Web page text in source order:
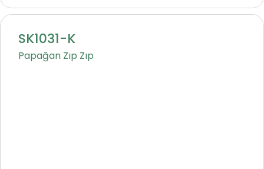
SK1031-K
Papağan Zıp Zıp